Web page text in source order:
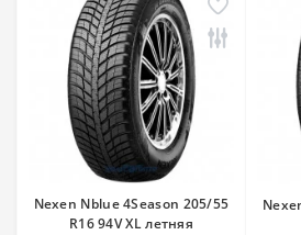
Nexen Nblue 4Season 205/55
R16 94V XL летняя